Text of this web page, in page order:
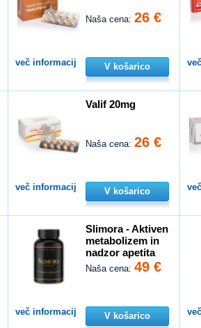
Naša cena:26 €
več informacij V košarico
Valif 20mg
Naša cena:26 €
več informacij V košarico
Slimora - Aktiven
metabolizem in
nadzor apetita
Naša cena:49 €
več informacij V košarico